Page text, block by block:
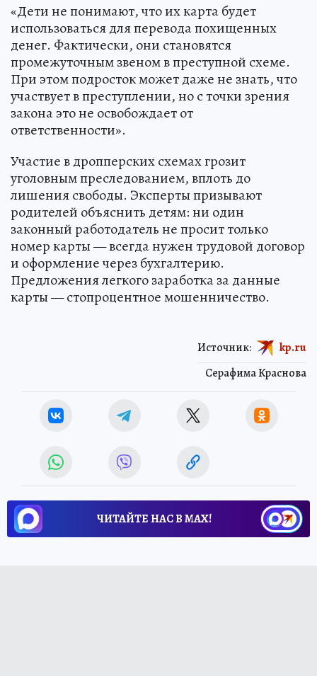
«Дети не понимают, что их карта будет
использоваться для перевода похищенных
денег. Фактически, они становятся
промежуточным звеном в преступной схеме.
При этом подросток может даже не знать, что
участвует в преступлении, но с точки зрения
закона это не освобождает от
ответственности».
Участие в дропперских схемах грозит
уголовным преследованием, вплоть до
лишения свободы. Эксперты призывают
родителей объяснить детям: ни один
законный работодатель не просит только
номер карты — всегда нужен трудовой договор
и оформление через бухгалтерию.
Предложения легкого заработка за данные
карты — стопроцентное мошенничество.
Серафима Краснова
Источник: kp.ru
ЧИТАЙТЕ НАС В МАХ!